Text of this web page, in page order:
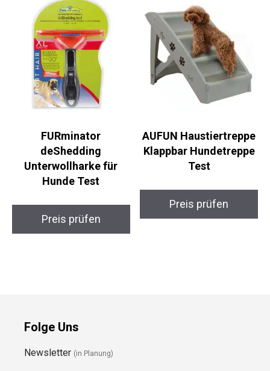
FURminator
deShedding
Unterwollharke für
Hunde Test
Preis prüfen
AUFUN Haustiertreppe
Klappbar Hundetreppe
Test
Preis prüfen
Folge Uns
Newsletter (in Planung)